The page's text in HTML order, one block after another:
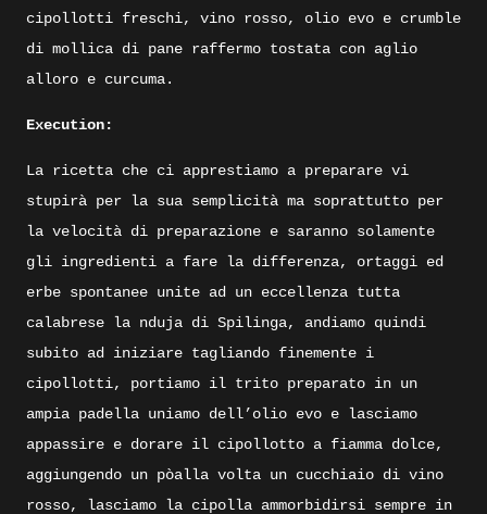
cipollotti freschi, vino rosso, olio evo e crumble
di mollica di pane raffermo tostata con aglio
alloro e curcuma.
Execution:
La ricetta che ci apprestiamo a preparare vi
stupirà per la sua semplicità ma soprattutto per
la velocità di preparazione e saranno solamente
gli ingredienti a fare la differenza, ortaggi ed
erbe spontanee unite ad un eccellenza tutta
calabrese la nduja di Spilinga, andiamo quindi
subito ad iniziare tagliando finemente i
cipollotti, portiamo il trito preparato in un
ampia padella uniamo dell’olio evo e lasciamo
appassire e dorare il cipollotto a fiamma dolce,
aggiungendo un pòalla volta un cucchiaio di vino
rosso, lasciamo la cipolla ammorbidirsi sempre in